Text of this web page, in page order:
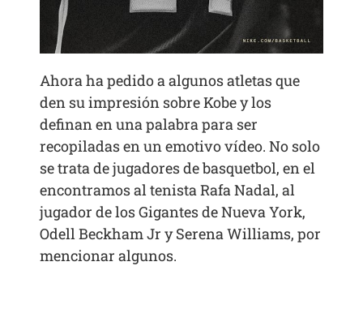
Ahora ha pedido a algunos atletas que
den su impresión sobre Kobe y los
definan en una palabra para ser
recopiladas en un emotivo vídeo. No solo
se trata de jugadores de basquetbol, en el
encontramos al tenista Rafa Nadal, al
jugador de los Gigantes de Nueva York,
Odell Beckham Jr y Serena Williams, por
mencionar algunos.